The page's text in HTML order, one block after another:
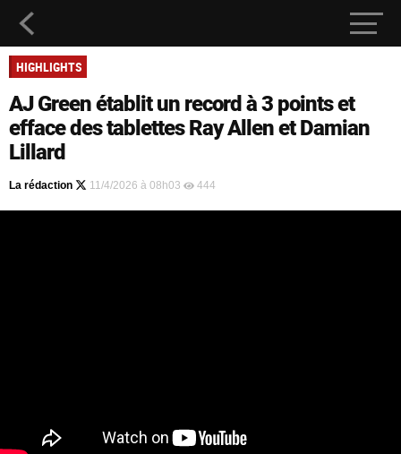
HIGHLIGHTS
AJ Green établit un record à 3 points et
efface des tablettes Ray Allen et Damian
Lillard
La rédaction 11/4/2026 à 08h03 444